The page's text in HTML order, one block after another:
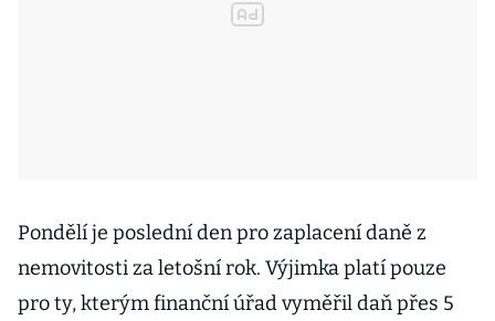
Pondělí je poslední den pro zaplacení daně z
nemovitosti za letošní rok. Výjimka platí pouze
pro ty, kterým finanční úřad vyměřil daň přes 5